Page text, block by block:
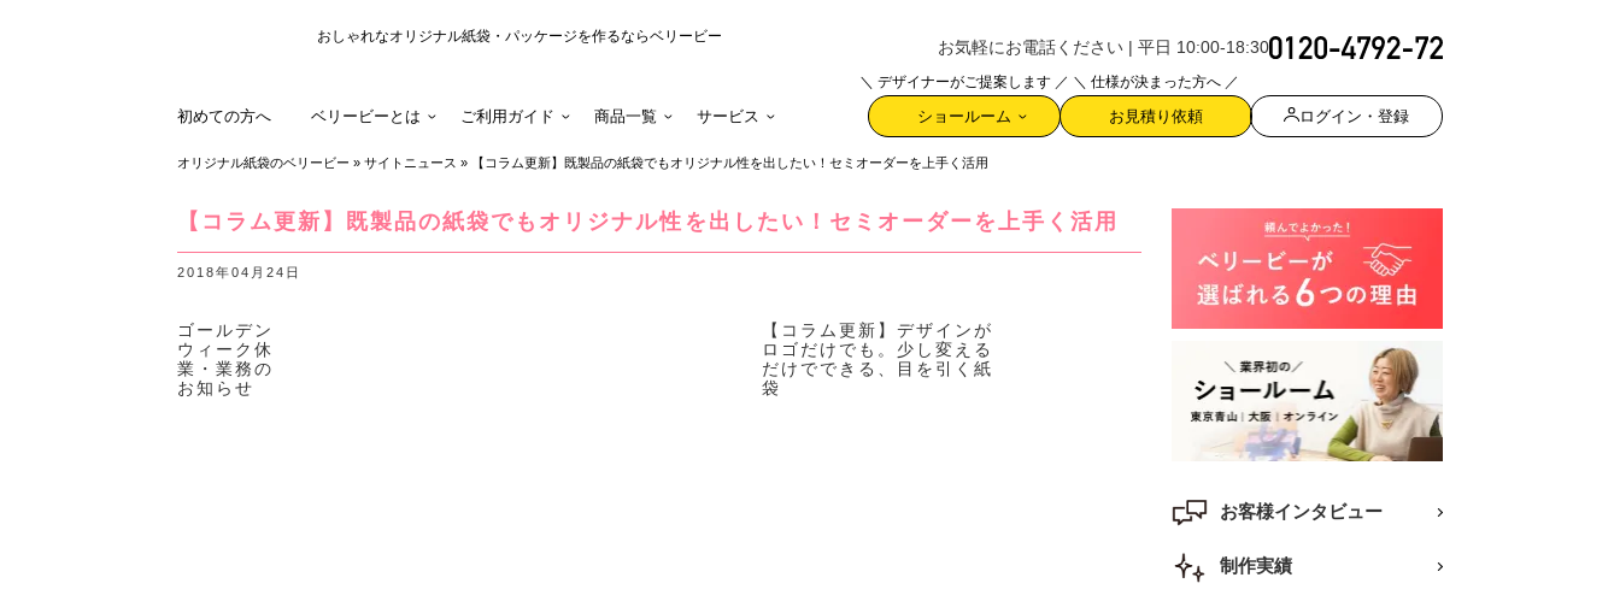
おしゃれなオリジナル紙袋・パッケージを作るならベリービー
お気軽にお電話ください | 平日 10:00-18:30
初めての方へ ベリービーとは ご利用ガイド 商品一覧 サービス
＼ デザイナーがご提案します ／
ショールーム
＼ 仕様が決まった方へ ／
お見積り依頼 ログイン・登録
オリジナル紙袋のベリービー » サイトニュース » 【コラム更新】既製品の紙袋でもオリジナル性を出したい！セミオーダーを上手く活用
【コラム更新】既製品の紙袋でもオリジナル性を出したい！セミオーダーを上手く活用
2018年04月24日
ゴールデン
ウィーク休
業・業務の
お知らせ
【コラム更新】デザインが
ロゴだけでも。少し変える
だけでできる、目を引く紙
袋
お客様インタビュー
制作実績